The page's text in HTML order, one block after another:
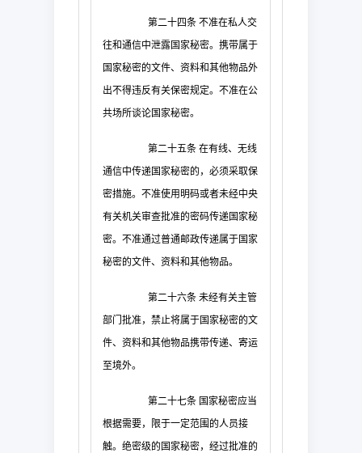
第二十四条 不准在私人交
往和通信中泄露国家秘密。携带属于
国家秘密的文件、资料和其他物品外
出不得违反有关保密规定。不准在公
共场所谈论国家秘密。
第二十五条 在有线、无线
通信中传递国家秘密的，必须采取保
密措施。不准使用明码或者未经中央
有关机关审查批准的密码传递国家秘
密。不准通过普通邮政传递属于国家
秘密的文件、资料和其他物品。
第二十六条 未经有关主管
部门批准，禁止将属于国家秘密的文
件、资料和其他物品携带传递、寄运
至境外。
第二十七条 国家秘密应当
根据需要，限于一定范围的人员接
触。绝密级的国家秘密，经过批准的